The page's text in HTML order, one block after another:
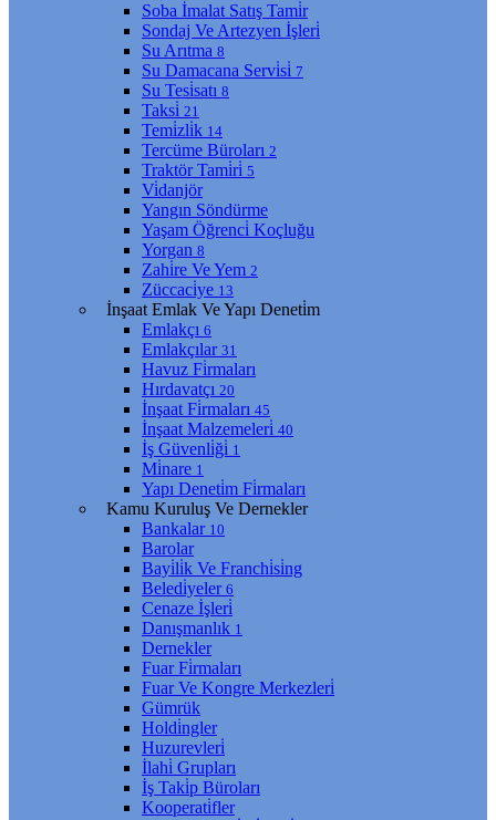
Soba İmalat Satış Tami̇r
Sondaj Ve Artezyen İşleri̇
Su Arıtma 8
Su Damacana Servi̇si̇ 7
Su Tesi̇satı 8
Taksi̇ 21
Temi̇zli̇k 14
Tercüme Büroları 2
Traktör Tami̇ri̇ 5
Vi̇danjör
Yangın Söndürme
Yaşam Öğrenci̇ Koçluğu
Yorgan 8
Zahi̇re Ve Yem 2
Züccaci̇ye 13
İnşaat Emlak Ve Yapı Deneti̇m
Emlakçı 6
Emlakçılar 31
Havuz Fi̇rmaları
Hırdavatçı 20
İnşaat Fi̇rmaları 45
İnşaat Malzemeleri̇ 40
İş Güvenli̇ği̇ 1
Mi̇nare 1
Yapı Deneti̇m Fi̇rmaları
Kamu Kuruluş Ve Dernekler
Bankalar 10
Barolar
Bayi̇li̇k Ve Franchi̇si̇ng
Beledi̇yeler 6
Cenaze İşleri̇
Danışmanlık 1
Dernekler
Fuar Fi̇rmaları
Fuar Ve Kongre Merkezleri̇
Gümrük
Holdi̇ngler
Huzurevleri̇
İlahi̇ Grupları
İş Taki̇p Büroları
Kooperati̇fler